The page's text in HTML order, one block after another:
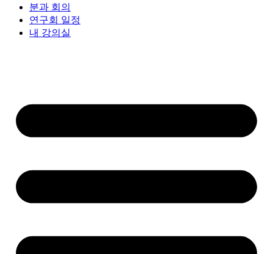
분과 회의
연구회 일정
내 강의실